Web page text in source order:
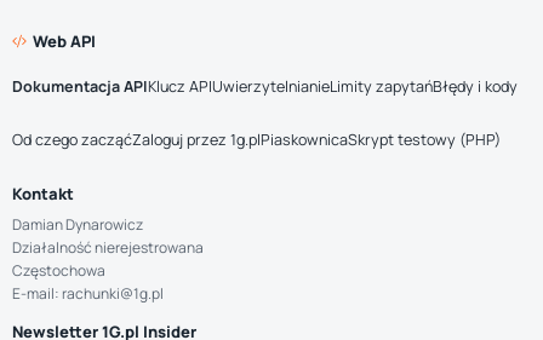
Web API
Dokumentacja APIKlucz APIUwierzytelnianieLimity zapytańBłędy i kody
Od czego zacząćZaloguj przez 1g.plPiaskownicaSkrypt testowy (PHP)
Kontakt
Damian Dynarowicz
Działalność nierejestrowana
Częstochowa
E-mail: rachunki@1g.pl
Newsletter 1G.pl Insider